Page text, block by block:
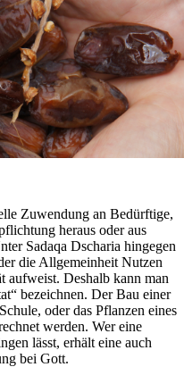
Zuwendung an Bedürftige,
heraus oder aus
Sadaqa Dscharia hingegen
die Allgemeinheit Nutzen
aufweist. Deshalb kann man
bezeichnen. Der Bau einer
oder das Pflanzen eines
werden. Wer eine
lässt, erhält eine auch
bei Gott.